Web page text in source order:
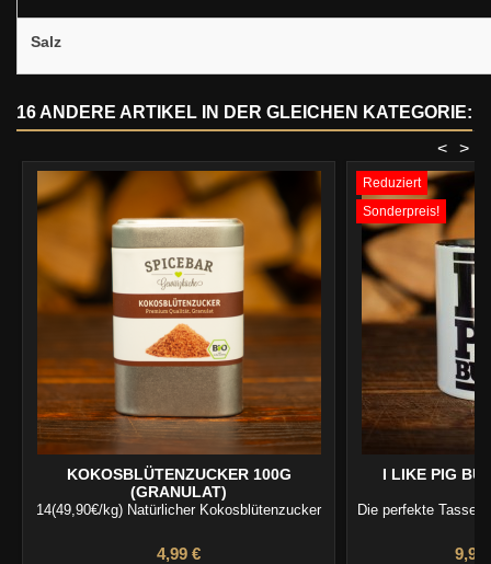
Salz
16 ANDERE ARTIKEL IN DER GLEICHEN KATEGORIE:
>
<
KOKOSBLÜTENZUCKER 100G
(GRANULAT)
14(49,90€/kg) Natürlicher Kokosblütenzucker
Preis
4,99 €
Reduziert
Sonderpreis!
I LIKE PIG
Die perfekte Tasse
Preis
9,99